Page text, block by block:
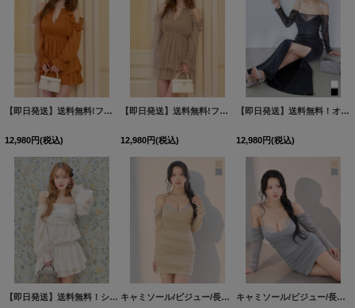
【即日発送】送料無料!フリル/オフショルダー/ロングスリーブ/アメスリ/シフォン/ギャザー/ティアード/フレア/ミニドレス/キャバドレス【XS-Lサイズ/2カラー】[OF03]【YN】dzw
12,980円(税込)
【即日発送】送料無料!フリル/オフショルダー/ロングスリーブ/アメスリ/シフォン/ギャザー/ティアード/フレア/ミニドレス/キャバドレス【XS-Lサイズ/2カラー】[OF03]【YN】dzw
12,980円(税込)
【即日発送】送料無料！オフショルシアースリーブラメロングドレス/キャバドレス【S-Lサイズ/2カラー】[OF03] 【YN】dzcu
12,980円(税込)
【即日発送】送料無料！シアー袖/リボン/キャミソール/シフォン/ミニドレス/キャバドレス【XS-Lサイズ/1カラー】[OF01]【SB】dzwBF キャミソール/ビジュー/長袖/ラメ/ストレッチ/ミニドレス/キャバドレス【XS-Mサイズ/2カラー】[OF03] キャミソール/ビジュー/長袖/ラメ/ストレッチ/ミニドレス/キャバドレス【XS-Mサイズ/2カラー】[OF03]